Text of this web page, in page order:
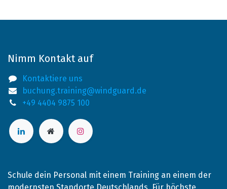
Nimm Kontakt auf
Kontaktiere uns
buchung.training@windguard.de
+49 4404 9875 100
Schule dein Personal mit einem Training an einem der